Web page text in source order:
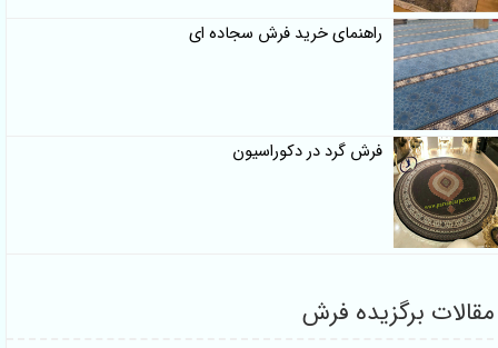
راهنمای خرید فرش سجاده ای
فرش گرد در دکوراسیون
برگزیده فرش